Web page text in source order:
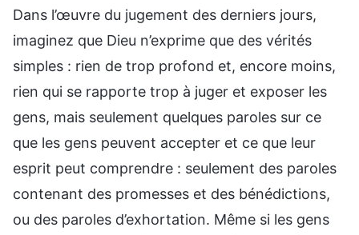
Dans l’œuvre du jugement des derniers jours,
imaginez que Dieu n’exprime que des vérités
simples : rien de trop profond et, encore moins,
rien qui se rapporte trop à juger et exposer les
gens, mais seulement quelques paroles sur ce
que les gens peuvent accepter et ce que leur
esprit peut comprendre : seulement des paroles
contenant des promesses et des bénédictions,
ou des paroles d’exhortation. Même si les gens